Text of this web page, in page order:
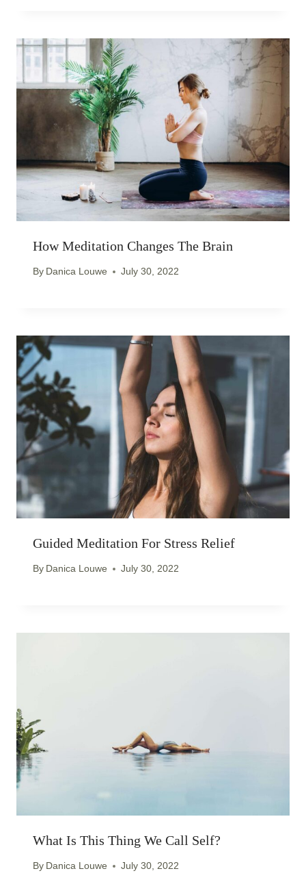
How Meditation Changes The Brain
By Danica Louwe July 30, 2022
Guided Meditation For Stress Relief
By Danica Louwe July 30, 2022
What Is This Thing We Call Self?
By Danica Louwe July 30, 2022